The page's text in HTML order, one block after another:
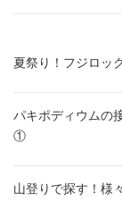
夏祭り！フジロッ
パキポディウムの
①
山登りで探す！様